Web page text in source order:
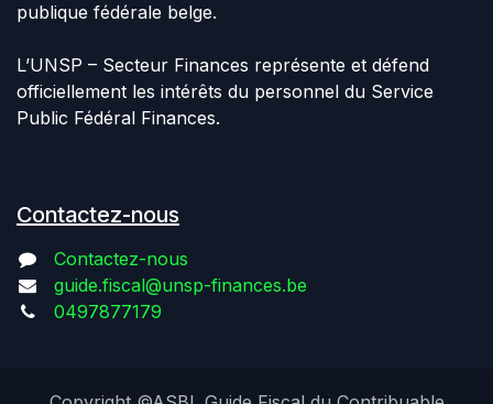
publique fédérale belge.
L’UNSP – Secteur Finances représente et défend
officiellement les intérêts du personnel du Service
Public Fédéral Finances.
Contactez-nous
Contactez-nous
guide.fiscal@unsp-finances.be
0497877179